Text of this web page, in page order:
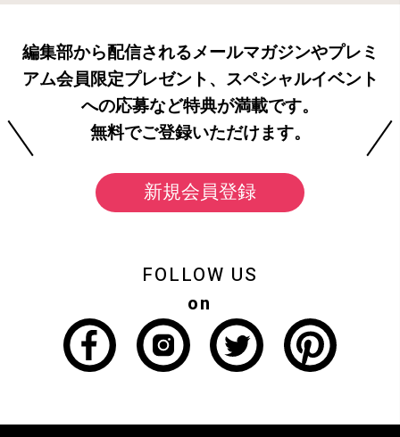
編集部から配信されるメールマガジンやプレミ
アム会員限定プレゼント、スペシャルイベント
への応募など特典が満載です。
無料でご登録いただけます。
新規会員登録
FOLLOW US
on